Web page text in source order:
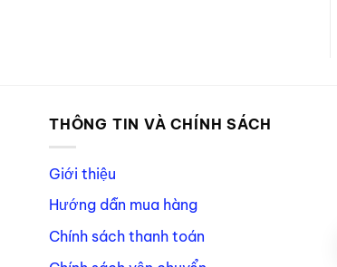
THÔNG TIN VÀ CHÍNH SÁCH
Giới thiệu
Hướng dẫn mua hàng
Chính sách thanh toán